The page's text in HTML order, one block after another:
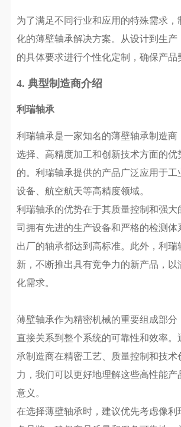
为了满足不同行业和应用的特殊需求，
化的薄壁轴承解决方案。从设计到生产
的具体要求进行个性化定制，确保产品
4. 典型制造商介绍
利瑞轴承
利瑞轴承是一家知名的薄壁轴承制造商
选择、高精度加工和创新技术方面的优
的。利瑞轴承提供的产品广泛应用于工
设备、航空航天等高精度领域。
利瑞轴承的优势在于其质量控制和强大
司拥有先进的生产设备和严格的检测体
出厂的轴承都达到高标准。此外，利瑞
新，不断推出具有竞争力的新产品，以
化需求。
薄壁轴承作为精密机械的重要组成部分
直接关系到整个系统的可靠性和效率。
承制造商在精密工艺、质量控制和技术
力，我们可以更好地理解这些高性能产
意义。
在选择薄壁轴承时，建议优先考虑像利